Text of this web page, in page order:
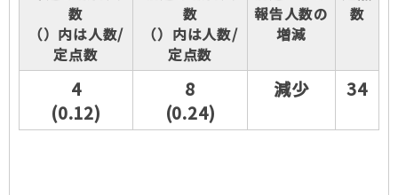
数
（）内は人数/
定点数
数
（）内は人数/
定点数
報告人数の
増減
数
4
(0.12)
8
(0.24)
減少 34